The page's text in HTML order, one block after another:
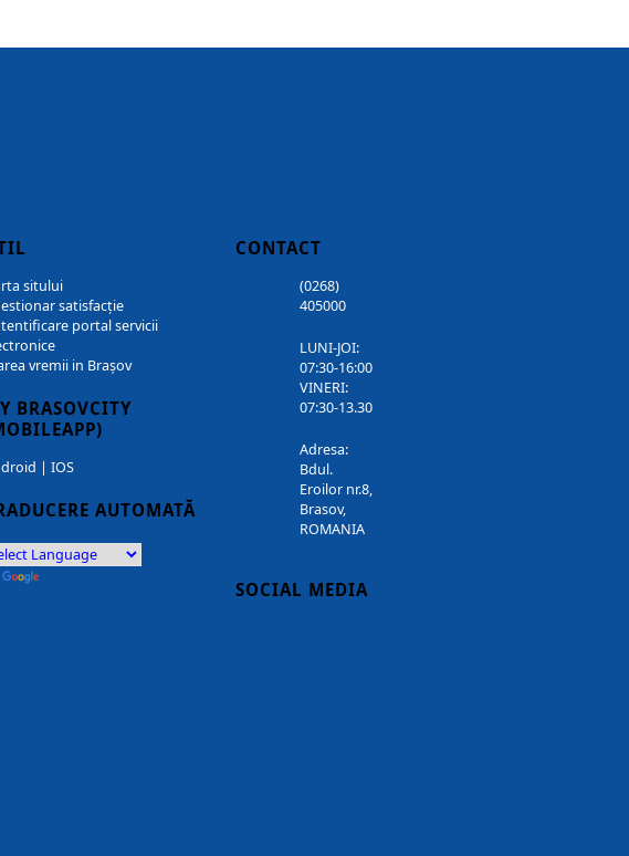
sitului
satisfacție
portal servicii
vremii in Brașov
BRASOVCITY
| IOS
AUTOMATĂ
CONTACT
(0268)
405000
LUNI-JOI:
07:30-16:00
VINERI:
07:30-13.30
Adresa:
Bdul.
Eroilor nr.8,
Brasov,
ROMANIA
SOCIAL MEDIA